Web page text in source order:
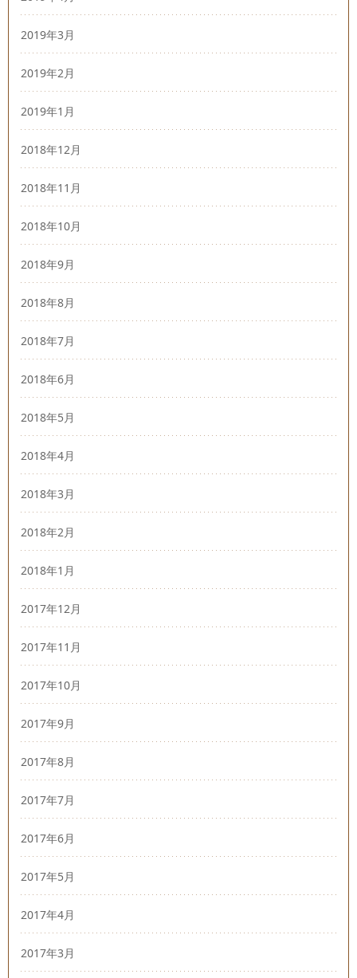
2019年3月
2019年2月
2019年1月
2018年12月
2018年11月
2018年10月
2018年9月
2018年8月
2018年7月
2018年6月
2018年5月
2018年4月
2018年3月
2018年2月
2018年1月
2017年12月
2017年11月
2017年10月
2017年9月
2017年8月
2017年7月
2017年6月
2017年5月
2017年4月
2017年3月